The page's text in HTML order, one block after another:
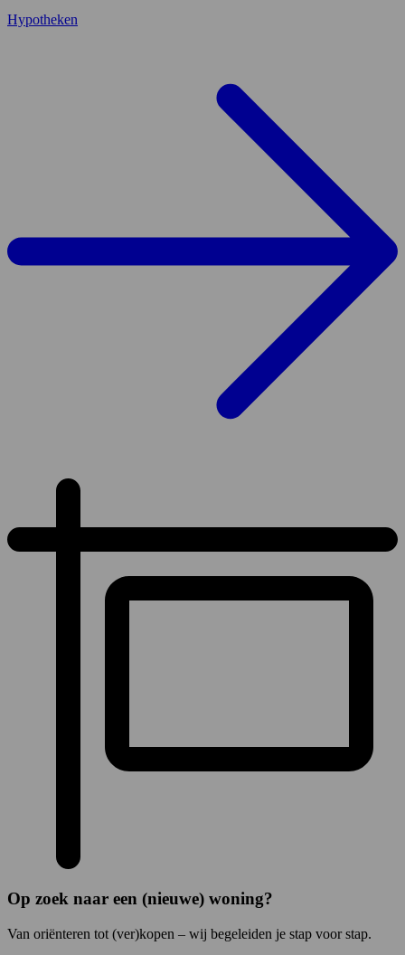
Hypotheken
Op zoek naar een (nieuwe) woning?
Van oriënteren tot (ver)kopen – wij begeleiden je stap voor stap.